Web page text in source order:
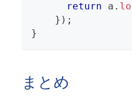
return a .
} ) ;
}
まとめ